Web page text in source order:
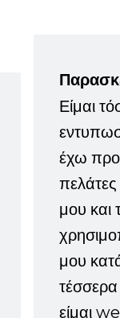
Είμαι
έχω
μου και
μου
είμαι